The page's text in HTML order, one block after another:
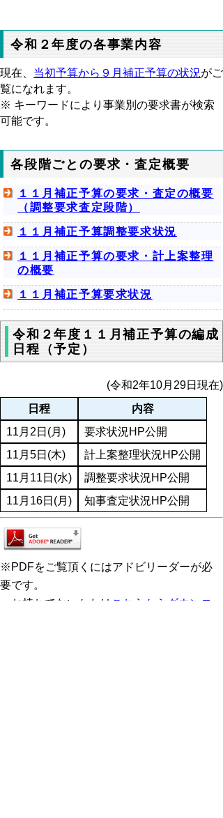
令和２年度の各事業内容
現在、 当初予算から９月補正予算の状況がご
覧になれます。
※ キーワードにより事業別の要求書が検索
可能です。
各段階ごとの要求・査定概要
１１月補正予算の要求・査定の概要
（調整要求査定段階）
１１月補正予算調整要求状況
１１月補正予算の要求・計上案整理
の概要
１１月補正予算要求状況
令和２年度１１月補正予算の編成
日程（予定）
(令和2年10月29日現在)
日程
内容
11月2日(月)
要求状況HP公開
11月5日(木)
計上案整理状況HP公開
11月11日(水)
調整要求状況HP公開
11月16日(月)
知事査定状況HP公開
※PDFをご覧頂くにはアドビリーダーが必
要です。
お持ちでないかたは こちらからダウンロー